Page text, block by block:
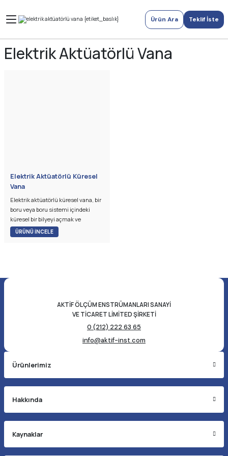
Ürün Ara Teklif İste
Elektrik Aktüatörlü Vana
Elektrik Aktüatörlü Küresel
Vana
Elektrik aktüatörlü küresel vana, bir
boru veya boru sistemi içindeki
küresel bir bilyeyi açmak ve
kapatmak için elektrik motoru
kullanan bir vana türüdür.
ÜRÜNÜ İNCELE
AKTİF ÖLÇÜM ENSTRÜMANLARI SANAYİ
VE TİCARET LİMİTED ŞİRKETİ
0 (212) 222 63 65
info@aktif-inst.com
Ürünlerimiz
Hakkında
Kaynaklar